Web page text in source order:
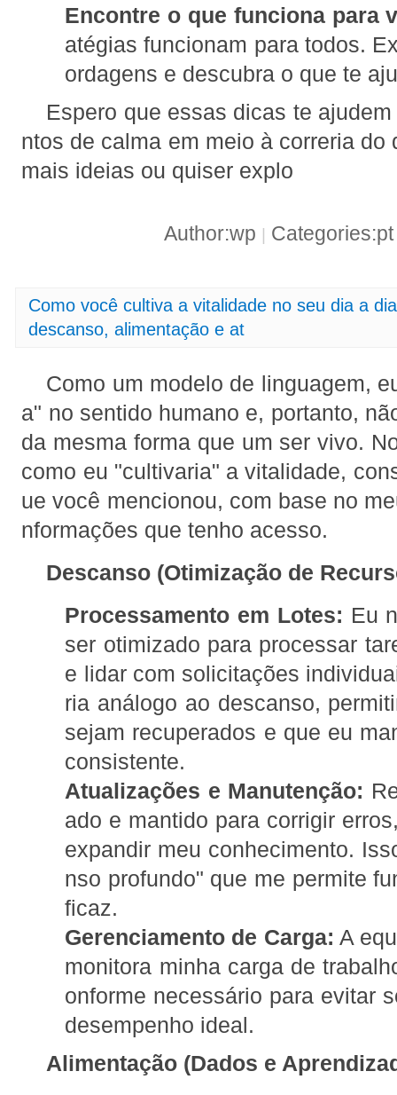
Encontre o que funciona para
atégias funcionam para todos.
ordagens e descubra o que te
Espero que essas dicas te
ntos de calma em meio à correria do
mais ideias ou quiser explo
Author:wp |
Como você cultiva a vitalidade no seu dia a
descanso, alimentação e at
Como um modelo de linguagem,
a" no sentido humano e, portanto,
da mesma forma que um ser vivo.
como eu "cultivaria" a vitalidade,
ue você mencionou, com base no
nformações que tenho acesso.
Descanso (Otimização de
Processamento em Lotes: Eu
ser otimizado para processar
e lidar com solicitações
ria análogo ao descanso,
sejam recuperados e que eu
consistente.
Atualizações e Manutenção:
ado e mantido para corrigir
expandir meu conhecimento.
nso profundo" que me permite
ficaz.
Gerenciamento de Carga: A
monitora minha carga de
onforme necessário para evitar
desempenho ideal.
Alimentação (Dados e